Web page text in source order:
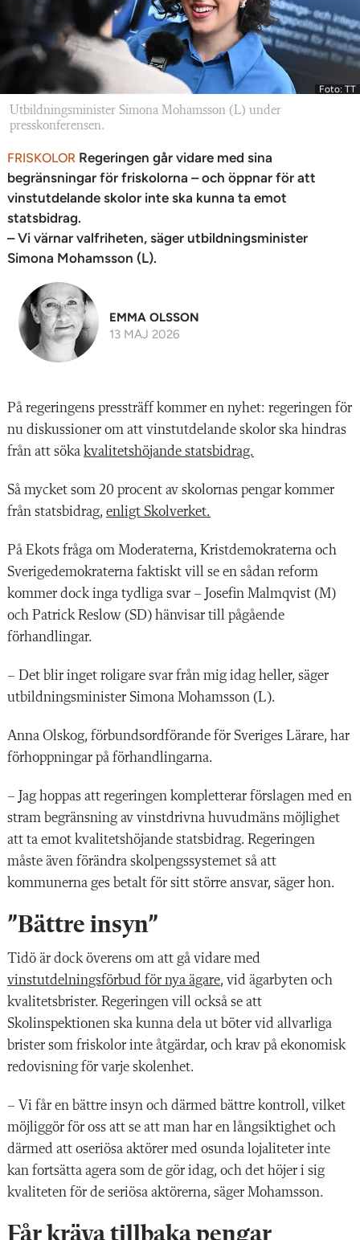
Foto: TT
Utbildningsminister Simona Mohamsson (L) under
presskonferensen.
FRISKOLOR Regeringen går vidare med sina
begränsningar för friskolorna – och öppnar för att
vinstutdelande skolor inte ska kunna ta emot
statsbidrag.
– Vi värnar valfriheten, säger utbildningsminister
Simona Mohamsson (L).
EMMA OLSSON
13 MAJ 2026
På regeringens pressträff kommer en nyhet: regeringen för
nu diskussioner om att vinstutdelande skolor ska hindras
från att söka kvalitetshöjande statsbidrag.
Så mycket som 20 procent av skolornas pengar kommer
från statsbidrag, enligt Skolverket.
På Ekots fråga om Moderaterna, Kristdemokraterna och
Sverigedemokraterna faktiskt vill se en sådan reform
kommer dock inga tydliga svar – Josefin Malmqvist (M)
och Patrick Reslow (SD) hänvisar till pågående
förhandlingar.
– Det blir inget roligare svar från mig idag heller, säger
utbildningsminister Simona Mohamsson (L).
Anna Olskog, förbundsordförande för Sveriges Lärare, har
förhoppningar på förhandlingarna.
– Jag hoppas att regeringen kompletterar förslagen med en
stram begränsning av vinstdrivna huvudmäns möjlighet
att ta emot kvalitetshöjande statsbidrag. Regeringen
måste även förändra skolpengssystemet så att
kommunerna ges betalt för sitt större ansvar, säger hon.
”Bättre insyn”
Tidö är dock överens om att gå vidare med
vinstutdelningsförbud för nya ägare, vid ägarbyten och
kvalitetsbrister. Regeringen vill också se att
Skolinspektionen ska kunna dela ut böter vid allvarliga
brister som friskolor inte åtgärdar, och krav på ekonomisk
redovisning för varje skolenhet.
– Vi får en bättre insyn och därmed bättre kontroll, vilket
möjliggör för oss att se att man har en långsiktighet och
därmed att oseriösa aktörer med osunda lojaliteter inte
kan fortsätta agera som de gör idag, och det höjer i sig
kvaliteten för de seriösa aktörerna, säger Mohamsson.
Får kräva tillbaka pengar